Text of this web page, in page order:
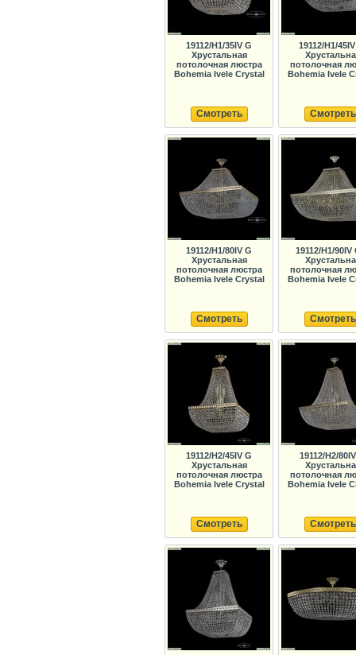
19112/H1/35IV G
Хрустальная
потолочная люстра
Bohemia Ivele Crystal
Смотреть
19112/H1/
потолочная
Bohemia Ivele
Смотреть
19112/H1/80IV G
Хрустальная
потолочная люстра
Bohemia Ivele Crystal
Смотреть
19112/H1/90IV
потолочная
Bohemia Ivele
Смотреть
19112/H2/45IV G
Хрустальная
потолочная люстра
Bohemia Ivele Crystal
Смотреть
19112/H2/
потолочная
Bohemia Ivele
Смотреть